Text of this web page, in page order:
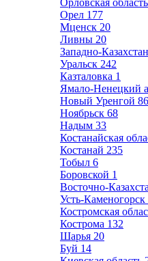
Орловская область
Орел 177
Мценск 20
Ливны 20
Западно-
Уральск 242
Казталовка 1
Ямало-Ненецкий
Новый Уренгой 86
Ноябрьск 68
Надым 33
Костанайская
Костанай 235
Тобыл 6
Боровской 1
Восточно-
Усть-Каменогорск
Костромская
Кострома 132
Шарья 20
Буй 14